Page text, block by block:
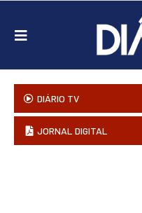
DIÁRIO TV
JORNAL DIGITAL